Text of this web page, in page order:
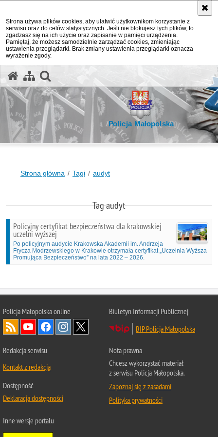
Strona używa plików cookies, aby ułatwić użytkownikom korzystanie z
serwisu oraz do celów statystycznych. Jeśli nie blokujesz tych plików, to
zgadzasz się na ich użycie oraz zapisanie w pamięci urządzenia.
Pamiętaj, że możesz samodzielnie zarządzać cookies, zmieniając
ustawienia przeglądarki. Brak zmiany ustawienia przeglądarki oznacza
wyrażenie zgody.
Policja Małopolska
Strona główna Tagi audyt
Tag audyt
Policyjny certyfikat bezpieczeństwa dla krakowskiej
uczelni wyższej
Po policyjnym audycie Krakowska Akademii im. Andrzeja
Frycza Modrzewskiego w Krakowie otrzymała certyfikat „Uczelnia Wyższa
Promująca Bezpieczeństwo” na lata 2022 – 2026.
Policja Małopolska online
Biuletyn Informacji Publicznej
BIP Policja Małopolska
Redakcja serwisu
Kontakt z redakcją
Dostępność
Deklaracja dostępności
Nota prawna
Chcesz wykorzystać materiał
z serwisu Policja Małopolska.
Zapoznaj się z zasadami
Polityka prywatności
Inne wersje portalu